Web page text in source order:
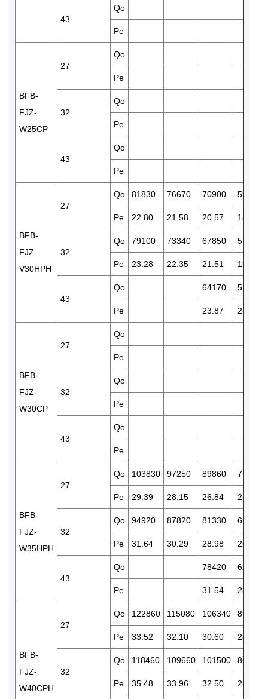
43
Qo
Pe
BFB-
FJZ-
W25CP
27
Qo
Pe
32
Qo
Pe
43
Qo
Pe
BFB-
FJZ-
V30HPH
27
Qo 81830 76670 70900 59580
Pe 22.80 21.58 20.57 18.69
32
Qo 79100 73340 67850 57680
Pe 23.28 22.35 21.51 19.58
43
Qo 64170 53830
Pe 23.87 21.62
BFB-
FJZ-
W30CP
27
Qo
Pe
32
Qo
Pe
43
Qo
Pe
BFB-
FJZ-
W35HPH
27
Qo 103830 97250 89860 75570
Pe 29.39 28.15 26.84 25.03
32
Qo 94920 87820 81330 69220
Pe 31.64 30.29 28.98 26.19
43
Qo 78420 62350
Pe 31.54 28.76
BFB-
FJZ-
W40CPH
27
Qo 122860 115080 106340 89420
Pe 33.52 32.10 30.60 28.54
32
Qo 118460 109660 101500 86390
Pe 35.48 33.96 32.50 29.38